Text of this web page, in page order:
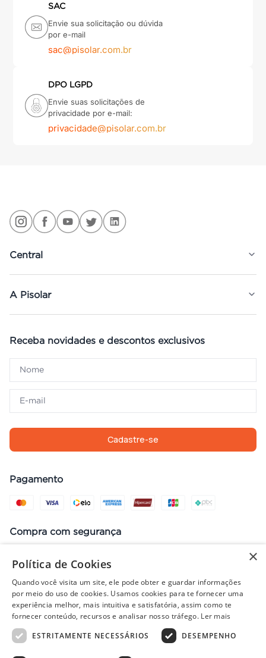
SAC
Envie sua solicitação ou dúvida
por e-mail
sac@pisolar.com.br
DPO LGPD
Envie suas solicitações de
privacidade por e-mail:
privacidade@pisolar.com.br
Central
A Pisolar
Receba novidades e descontos exclusivos
Cadastre-se
Pagamento
Compra com segurança
Preços, promoções, condições de pagamento e frete válidos apenas
para compras no site. Em caso de divergência, prevalece o valor do
carrinho no fechamento do pedido. Vendas sujeitas à análise e
×
Política de Cookies
Quando você visita um site, ele pode obter e guardar informações
por meio do uso de cookies. Usamos cookies para te fornecer uma
experiência melhor, mais intuitiva e satisfatória, assim como te
fornecer conteúdo, recursos e analisar nosso tráfego. Ler mais
ESTRITAMENTE NECESSÁRIOS
DESEMPENHO